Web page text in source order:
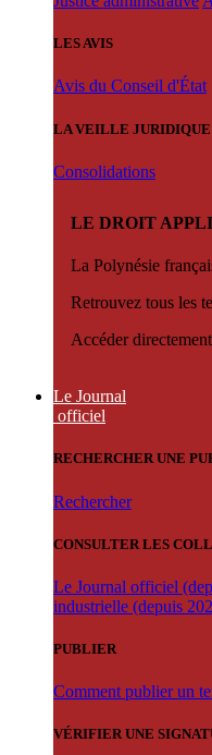
LES AVIS
Avis du Conseil d'État
LA VEILLE JURIDIQUE
Consolidations
LE DROIT
La Polynésie
Retrouvez tous les
Accéder
Le Journal
officiel
RECHERCHER UNE
Rechercher
CONSULTER LES
Le Journal officiel
industrielle (depuis
PUBLIER
Comment publier un
VÉRIFIER UNE